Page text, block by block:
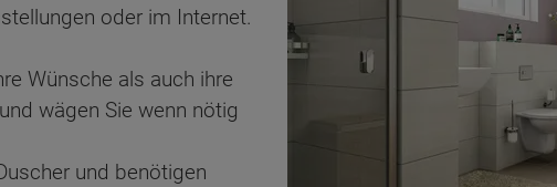
oder im Internet.
Wünsche als auch ihre
wägen Sie wenn nötig
und benötigen